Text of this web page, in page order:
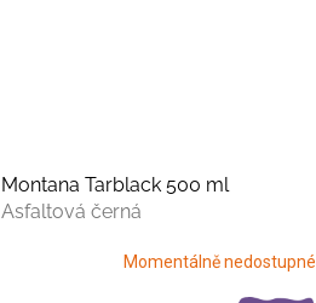
Montana Tarblack 500 ml
Asfaltová černá
Momentálně nedostupné